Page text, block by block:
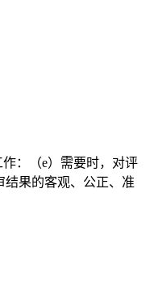
：（e）需要时，对评
结果的客观、公正、准